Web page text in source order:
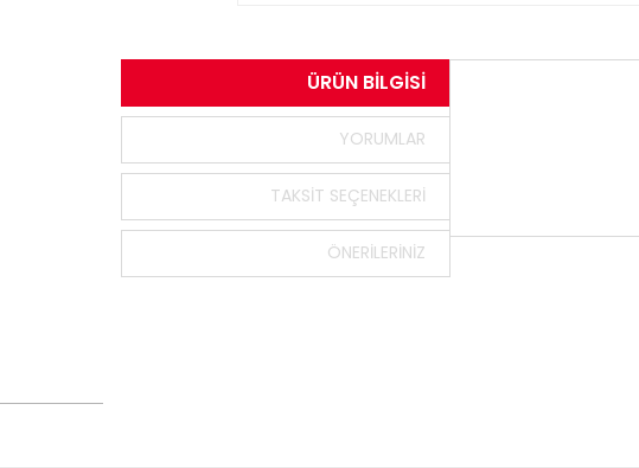
ÜRÜN BILGISI
YORUMLAR
TAKSIT SEÇENEKLERI
ÖNERILERINIZ